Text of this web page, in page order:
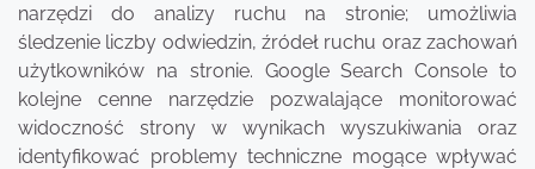
narzędzi do analizy ruchu na stronie; umożliwia
śledzenie liczby odwiedzin, źródeł ruchu oraz zachowań
użytkowników na stronie. Google Search Console to
kolejne cenne narzędzie pozwalające monitorować
widoczność strony w wynikach wyszukiwania oraz
identyfikować problemy techniczne mogące wpływać